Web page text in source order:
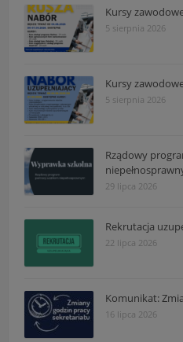
Kursy
5 sierpnia 2026
Kursy
5 sierpnia 2026
Rządowy
29 lipca 2026
Rekrutacja
22 lipca 2026
Komunikat:
16 lipca 2026